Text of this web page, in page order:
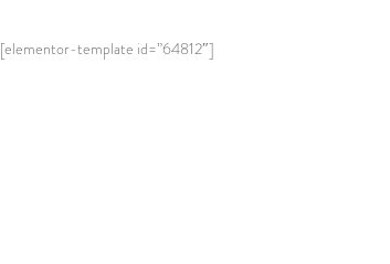
[elementor-template id=”64812″]